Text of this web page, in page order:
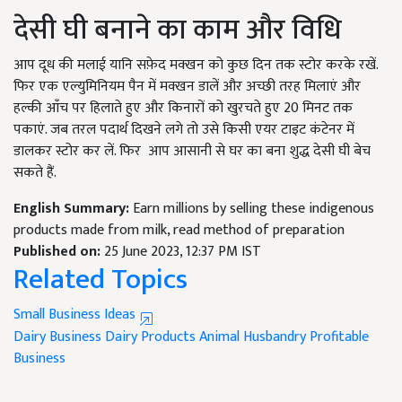
देसी घी बनाने का काम और विधि
आप दूध की मलाई यानि सफ़ेद मक्खन को कुछ दिन तक स्टोर करके रखें.
फिर एक एल्युमिनियम पैन में मक्खन डालें और अच्छी तरह मिलाएं और
हल्की आँच पर हिलाते हुए और किनारों को खुरचते हुए 20 मिनट तक
पकाएं. जब तरल पदार्थ दिखने लगे तो उसे किसी एयर टाइट कंटेनर में
डालकर स्टोर कर लें. फिर आप आसानी से घर का बना शुद्ध देसी घी बेच
सकते हैं.
English Summary:Earn millions by selling these indigenous
products made from milk, read method of preparation
Published on:25 June 2023, 12:37 PM IST
Related Topics
Small Business Ideas
Dairy Business Dairy ProductsAnimal HusbandryProfitable
Business